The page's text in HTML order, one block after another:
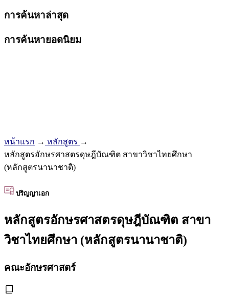
การค้นหาล่าสุด
การค้นหายอดนิยม
หน้าแรก → หลักสูตร →
หลักสูตรอักษรศาสตรดุษฎีบัณฑิต สาขาวิชาไทยศึกษา
(หลักสูตรนานาชาติ)
ปริญญาเอก
หลักสูตรอักษรศาสตรดุษฎีบัณฑิต สาขา
วิชาไทยศึกษา (หลักสูตรนานาชาติ)
คณะอักษรศาสตร์